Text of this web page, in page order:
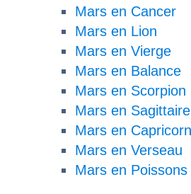
Mars en Cancer
Mars en Lion
Mars en Vierge
Mars en Balance
Mars en Scorpion
Mars en Sagittaire
Mars en
Mars en Verseau
Mars en Poissons